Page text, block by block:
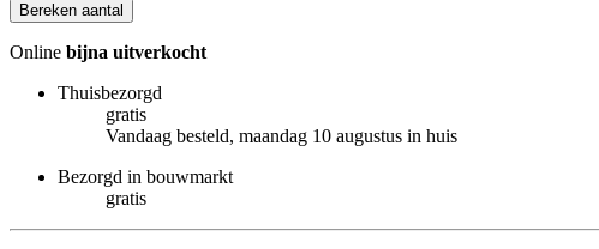
Bereken aantal
Online bijna uitverkocht
Thuisbezorgd
gratis
Vandaag besteld, maandag 10 augustus in huis
Bezorgd in bouwmarkt
gratis